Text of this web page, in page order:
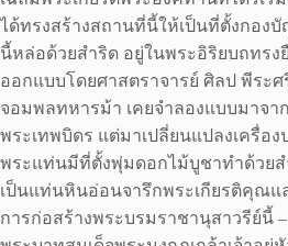
ได้ทรงสร้างสถานที่นี้ให้เป็นที่ตั้งกอง
นี้หล่อด้วยสำริด อยู่ในพระอิริยบถทร
ออกแบบโดยศาสตราจารย์ ศิลป พีระ
จอมพลทหารม้า เคยจำลองแบบมาจา
พระเทพบิดร แต่มาเปลี่ยนแปลงเครื่อง
พระแท่นมีที่ตั้งพุ่มดอกไม้บูชาทำด้วยส
เป็นแท่นหินอ่อนจารึกพระเกียรติคุณแ
การก่อสร้างพระบรมราชานุสาวรีย์นี้